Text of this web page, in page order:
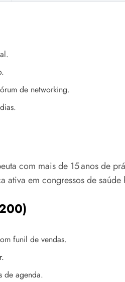
de networking.
com mais de 15 anos de
ativa em congressos de saúde
funil de vendas.
de agenda.